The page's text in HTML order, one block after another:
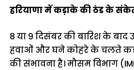
हरियाणा में कड़ाके की ठंड के
8 या 9 दिसंबर की बारिश के बाद
हवाओं और घने कोहरे के चलते
की संभावना है। मौसम विभाग